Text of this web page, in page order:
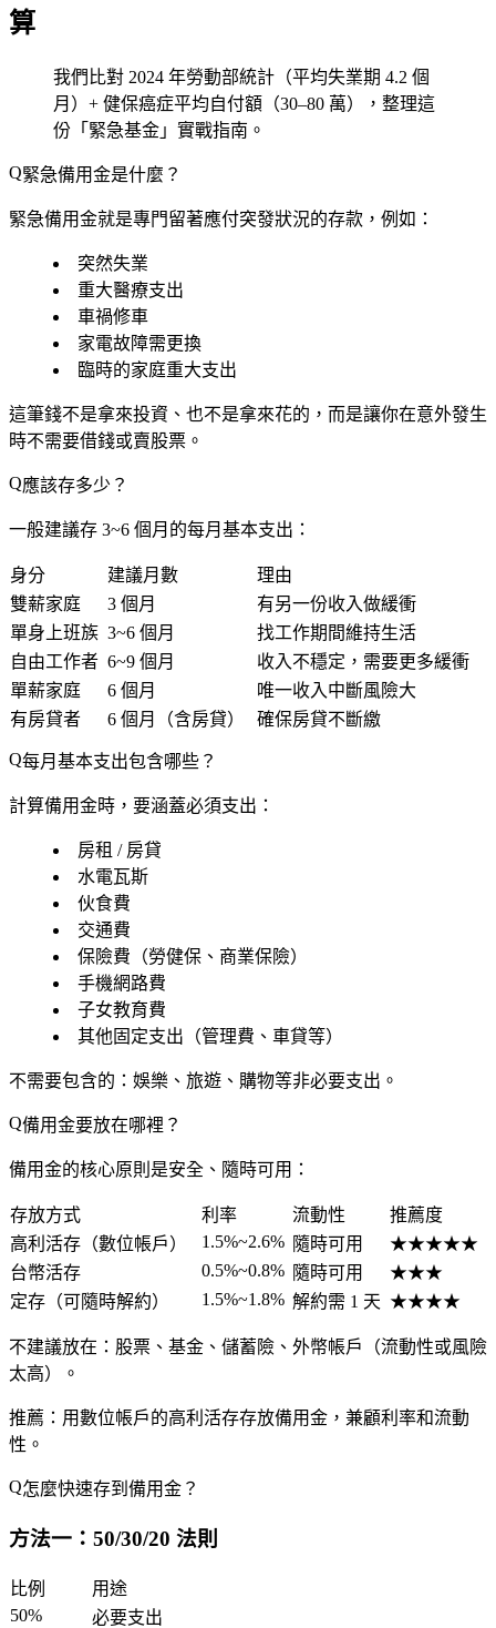
算
我們比對 2024 年勞動部統計（平均失業期 4.2 個
月）+ 健保癌症平均自付額（30–80 萬），整理這
份「緊急基金」實戰指南。
緊急備用金是什麼？
緊急備用金就是專門留著應付突發狀況的存款，例如：
突然失業
重大醫療支出
車禍修車
家電故障需更換
臨時的家庭重大支出
這筆錢不是拿來投資、也不是拿來花的，而是讓你在意外發生
時不需要借錢或賣股票 。
應該存多少？
一般建議存 3~6 個月的每月基本支出 ：
身分 建議月數
理由
雙薪家庭
3 個月
有另一份收入做緩衝
單身上班族 3~6 個月
找工作期間維持生活
自由工作者 6~9 個月
收入不穩定，需要更多緩衝
單薪家庭
6 個月
唯一收入中斷風險大
有房貸者
6 個月（含房貸） 確保房貸不斷繳
每月基本支出包含哪些？
計算備用金時，要涵蓋必須支出 ：
房租 / 房貸
水電瓦斯
伙食費
交通費
保險費（勞健保、商業保險）
手機網路費
子女教育費
其他固定支出（管理費、車貸等）
不需要包含的：娛樂、旅遊、購物等非必要支出。
備用金要放在哪裡？
備用金的核心原則是安全、隨時可用 ：
存放方式 利率 流動性
推薦度
高利活存（數位帳戶）
1.5%~2.6% 隨時可用
★★★★★
台幣活存
0.5%~0.8% 隨時可用
★★★
定存（可隨時解約）
1.5%~1.8% 解約需 1 天 ★★★★
不建議放在：股票、基金、儲蓄險、外幣帳戶（流動性或風險
太高）。
推薦：用數位帳戶的高利活存存放備用金，兼顧利率和流動
性。
怎麼快速存到備用金？
方法一：50/30/20 法則
比例
用途
50%
必要支出